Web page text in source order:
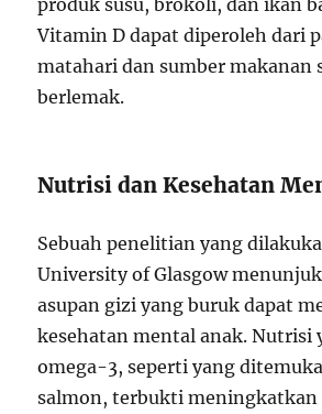
produk susu, brokoli, dan ikan
Vitamin D dapat diperoleh dari
matahari dan sumber makanan
berlemak.
Nutrisi dan Kesehatan
Sebuah penelitian yang
University of Glasgow
asupan gizi yang buruk dapat
kesehatan mental anak. Nutrisi
omega-3, seperti yang
salmon, terbukti meningkatkan